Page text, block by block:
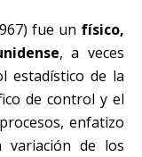
fue un físico,
, a veces
estadístico de la
de control y el
enfatizo
de los